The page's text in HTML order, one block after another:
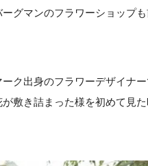
グマンのフラワーショップ
ク出身のフラワーデザイナ
敷き詰まった様を初めて見た